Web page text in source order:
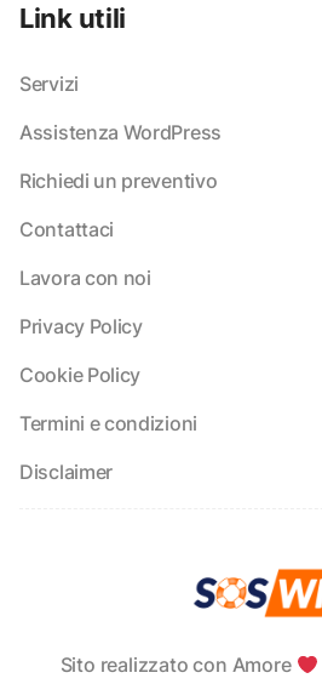
Link utili
Servizi
Assistenza WordPress
Richiedi un preventivo
Contattaci
Lavora con noi
Privacy Policy
Cookie Policy
Termini e condizioni
Disclaimer
Sito realizzato con Amore